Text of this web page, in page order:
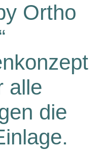
Ortho
alle
die